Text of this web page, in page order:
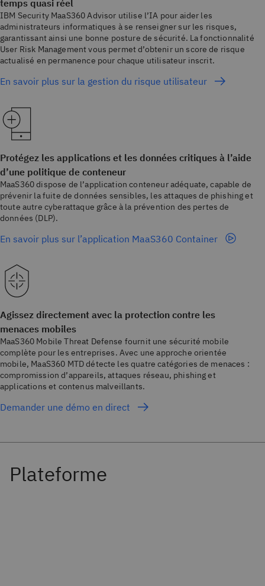
temps quasi réel
IBM Security MaaS360 Advisor utilise l’IA pour aider les
administrateurs informatiques à se renseigner sur les risques,
garantissant ainsi une bonne posture de sécurité. La fonctionnalité
User Risk Management vous permet d’obtenir un score de risque
actualisé en permanence pour chaque utilisateur inscrit.
En savoir plus sur la gestion du risque utilisateur
Protégez les applications et les données critiques à l’aide
d’une politique de conteneur
MaaS360 dispose de l’application conteneur adéquate, capable de
prévenir la fuite de données sensibles, les attaques de phishing et
toute autre cyberattaque grâce à la prévention des pertes de
données (DLP).
En savoir plus sur l’application MaaS360 Container
Agissez directement avec la protection contre les
menaces mobiles
MaaS360 Mobile Threat Defense fournit une sécurité mobile
complète pour les entreprises. Avec une approche orientée
mobile, MaaS360 MTD détecte les quatre catégories de menaces :
compromission d’appareils, attaques réseau, phishing et
applications et contenus malveillants.
Demander une démo en direct